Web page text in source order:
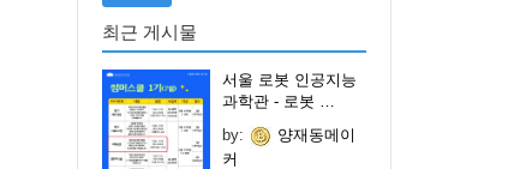
최근 게시물
서울 로봇 인공지능
과학관 - 로봇 …
by:
양재동메이
커